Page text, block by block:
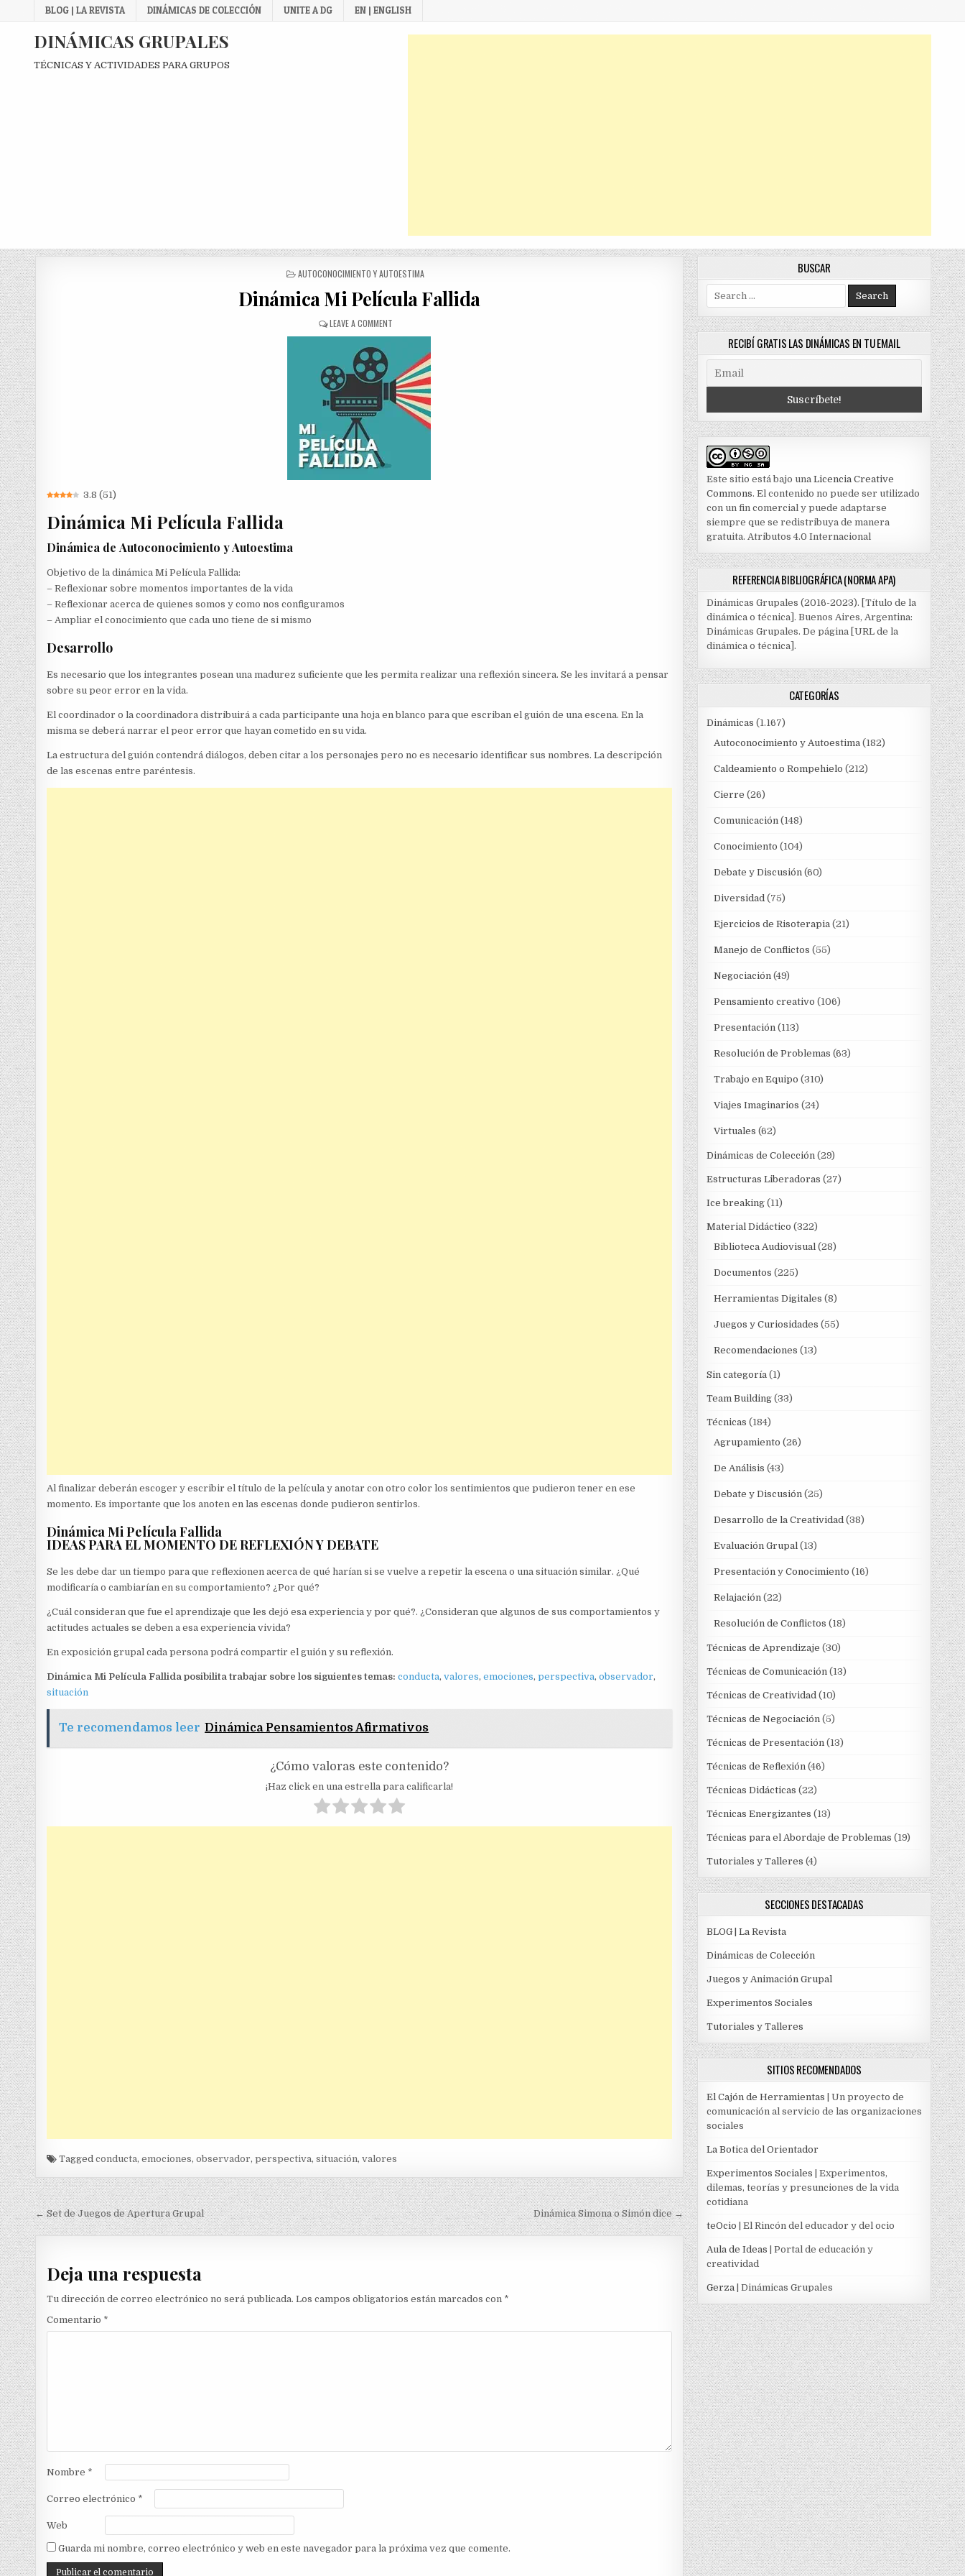
to
BLOG | LA REVISTA DINÁMICAS DE COLECCIÓN UNITE A DG EN | ENGLISH
DINÁMICAS GRUPALES
TÉCNICAS Y ACTIVIDADES PARA GRUPOS
POSTED
AUTOCONOCIMIENTO Y AUTOESTIMA
Dinámica Mi Película Fallida
LEAVE A COMMENTON
DINÁMICA
PELÍCULA
FALLIDA
3.8 (51)
Dinámica Mi Película Fallida
Dinámica de Autoconocimiento y Autoestima
Objetivo de la dinámica Mi Película Fallida:
– Reflexionar sobre momentos importantes de la vida
– Reflexionar acerca de quienes somos y como nos configuramos
– Ampliar el conocimiento que cada uno tiene de si mismo
Desarrollo
Es necesario que los integrantes posean una madurez suficiente que les permita realizar una reflexión sincera. Se les invitará a pensar
sobre su peor error en la vida.
El coordinador o la coordinadora distribuirá a cada participante una hoja en blanco para que escriban el guión de una escena. En la
misma se deberá narrar el peor error que hayan cometido en su vida.
La estructura del guión contendrá diálogos, deben citar a los personajes pero no es necesario identificar sus nombres. La descripción
de las escenas entre paréntesis.
Al finalizar deberán escoger y escribir el título de la película y anotar con otro color los sentimientos que pudieron tener en ese
momento. Es importante que los anoten en las escenas donde pudieron sentirlos.
Dinámica Mi Película Fallida
IDEAS PARA EL MOMENTO DE REFLEXIÓN Y DEBATE
Se les debe dar un tiempo para que reflexionen acerca de qué harían si se vuelve a repetir la escena o una situación similar. ¿Qué
modificaría o cambiarían en su comportamiento? ¿Por qué?
¿Cuál consideran que fue el aprendizaje que les dejó esa experiencia y por qué?. ¿Consideran que algunos de sus comportamientos y
actitudes actuales se deben a esa experiencia vivida?
En exposición grupal cada persona podrá compartir el guión y su reflexión.
Dinámica Mi Película Fallida posibilita trabajar sobre los siguientes temas:conducta,valores,emociones,perspectiva,observador,
situación
Te recomendamos leer Dinámica Pensamientos Afirmativos
¿Cómo valoras este contenido?
¡Haz click en una estrella para calificarla!
Taggedconducta,emociones,observador,perspectiva,situación,valores
Navegación
de
entradas
← Set de Juegos de Apertura Grupal Dinámica Simona o Simón dice →
Deja una respuesta
Tu dirección de correo electrónico no será publicada. Los campos obligatorios están marcados con *
Comentario *
Nombre *
Correo electrónico *
Web
Guarda mi nombre, correo electrónico y web en este navegador para la próxima vez que comente.
BUSCAR
Search
for:
RECIBÍ GRATIS LAS DINÁMICAS EN TU EMAIL
Este sitio está bajo una Licencia Creative
Commons. El contenido no puede ser utilizado
con un fin comercial y puede adaptarse
siempre que se redistribuya de manera
gratuita. Atributos 4.0 Internacional
REFERENCIA BIBLIOGRÁFICA (NORMA APA)
Dinámicas Grupales (2016-2023). [Título de la
dinámica o técnica]. Buenos Aires, Argentina:
Dinámicas Grupales. De página [URL de la
dinámica o técnica].
CATEGORÍAS
Dinámicas (1.167)
Autoconocimiento y Autoestima(182)
Caldeamiento o Rompehielo (212)
Cierre (26)
Comunicación(148)
Conocimiento (104)
Debate y Discusión(60)
Diversidad(75)
Ejercicios de Risoterapia(21)
Manejo de Conflictos (55)
Negociación(49)
Pensamiento creativo (106)
Presentación(113)
Resolución de Problemas (63)
Trabajo en Equipo (310)
Viajes Imaginarios (24)
Virtuales (62)
Dinámicas de Colección(29)
Estructuras Liberadoras (27)
Ice breaking(11)
Material Didáctico (322)
Biblioteca Audiovisual(28)
Documentos (225)
Herramientas Digitales (8)
Juegos y Curiosidades (55)
Recomendaciones (13)
Sin categoría(1)
Team Building(33)
Técnicas (184)
Agrupamiento (26)
De Análisis (43)
Debate y Discusión(25)
Desarrollo de la Creatividad(38)
Evaluación Grupal(13)
Presentación y Conocimiento (16)
Relajación(22)
Resolución de Conflictos (18)
Técnicas de Aprendizaje (30)
Técnicas de Comunicación(13)
Técnicas de Creatividad(10)
Técnicas de Negociación(5)
Técnicas de Presentación(13)
Técnicas de Reflexión(46)
Técnicas Didácticas (22)
Técnicas Energizantes (13)
Técnicas para el Abordaje de Problemas (19)
Tutoriales y Talleres (4)
SECCIONES DESTACADAS
BLOG | La Revista
Dinámicas de Colección
Juegos y Animación Grupal
Experimentos Sociales
Tutoriales y Talleres
SITIOS RECOMENDADOS
El Cajón de Herramientas | Un proyecto de
comunicación al servicio de las organizaciones
sociales
La Botica del Orientador
Experimentos Sociales | Experimentos,
dilemas, teorías y presunciones de la vida
cotidiana
teOcio | El Rincón del educador y del ocio
Aula de Ideas | Portal de educación y
creatividad
Gerza| Dinámicas Grupales